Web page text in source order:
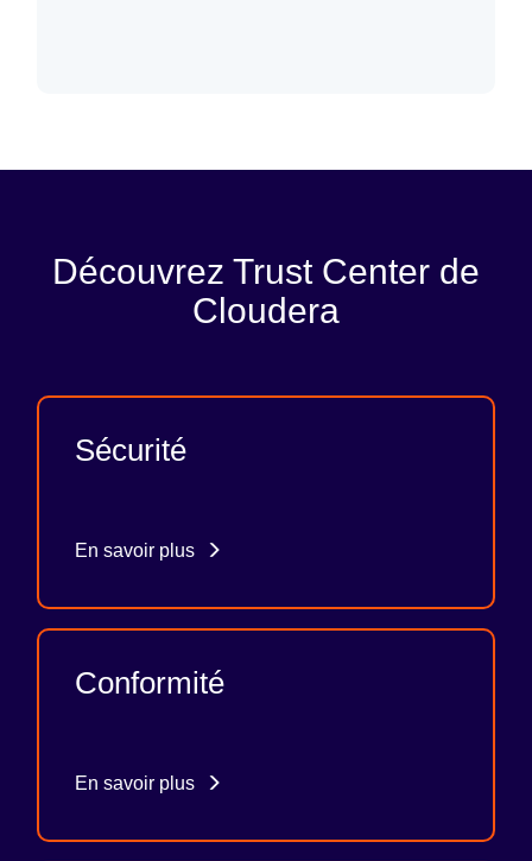
Découvrez Trust Center de
Cloudera
Sécurité
En savoir plus
Conformité
En savoir plus